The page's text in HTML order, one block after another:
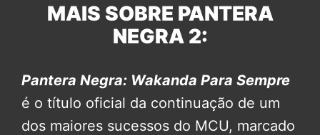
MAIS SOBRE PANTERA
NEGRA 2:
Pantera Negra: Wakanda Para Sempre
é o título oficial da continuação de um
dos maiores sucessos do MCU, marcado